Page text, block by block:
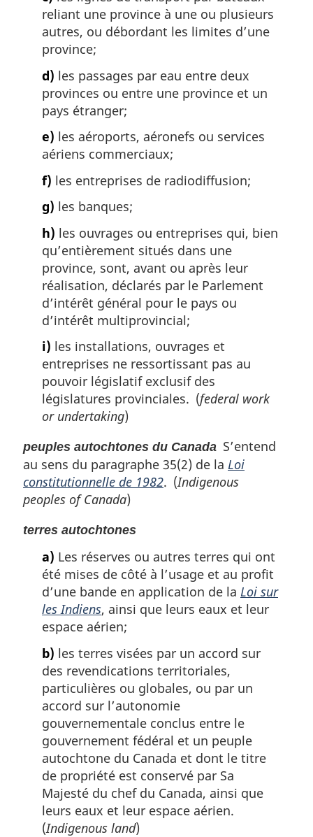
reliant une province à une ou plusieurs
autres, ou débordant les limites d’une
province;
d) les passages par eau entre deux
provinces ou entre une province et un
pays étranger;
e) les aéroports, aéronefs ou services
aériens commerciaux;
f) les entreprises de radiodiffusion;
g) les banques;
h) les ouvrages ou entreprises qui, bien
qu’entièrement situés dans une
province, sont, avant ou après leur
réalisation, déclarés par le Parlement
d’intérêt général pour le pays ou
d’intérêt multiprovincial;
i) les installations, ouvrages et
entreprises ne ressortissant pas au
pouvoir législatif exclusif des
législatures provinciales. (federal work
or undertaking)
peuples autochtones du Canada S’entend
au sens du paragraphe 35(2) de la Loi
constitutionnelle de 1982. (Indigenous
peoples of Canada)
terres autochtones
a) Les réserves ou autres terres qui ont
été mises de côté à l’usage et au profit
d’une bande en application de la Loi sur
les Indiens, ainsi que leurs eaux et leur
espace aérien;
b) les terres visées par un accord sur
des revendications territoriales,
particulières ou globales, ou par un
accord sur l’autonomie
gouvernementale conclus entre le
gouvernement fédéral et un peuple
autochtone du Canada et dont le titre
de propriété est conservé par Sa
Majesté du chef du Canada, ainsi que
leurs eaux et leur espace aérien.
(Indigenous land)